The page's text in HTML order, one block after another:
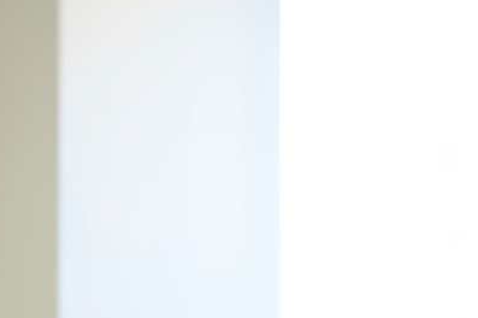
「クマが悪者扱いされているの
・森保一監督...